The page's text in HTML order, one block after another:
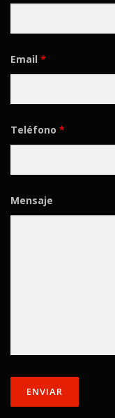
Email *
Teléfono *
Mensaje